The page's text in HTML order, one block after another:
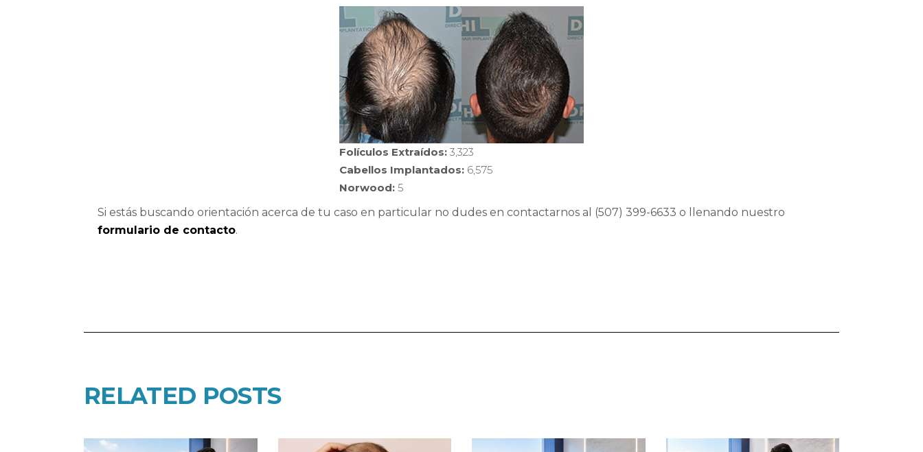
Folículos Extraídos: 3,323
Cabellos Implantados: 6,575
Norwood: 5
Si estás buscando orientación acerca de tu caso en particular no dudes en contactarnos al (507) 399-6633 o llenando nuestro
formulario de contacto.
RELATED POSTS